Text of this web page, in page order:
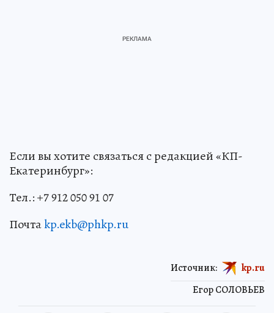
Если вы хотите связаться с редакцией «КП-
Екатеринбург»:
Тел.: +7 912 050 91 07
Почтаkp.ekb@phkp.ru
Егор СОЛОВЬЕВ
Источник: kp.ru